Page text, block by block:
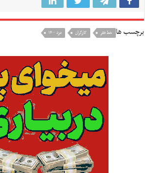
برچسب ها خط فقر کارگران مزد ۱۴۰۰